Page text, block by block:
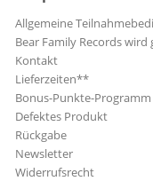
Allgemeine
Bear Family Records wird
Kontakt
Lieferzeiten**
Bonus-Punkte-Programm
Defektes Produkt
Rückgabe
Newsletter
Widerrufsrecht